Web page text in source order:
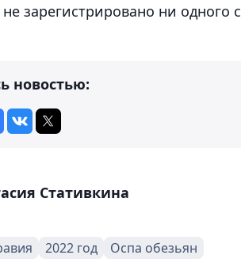
не зарегистрировано ни
новостью:
Стативкина
2022 год Оспа обезьян